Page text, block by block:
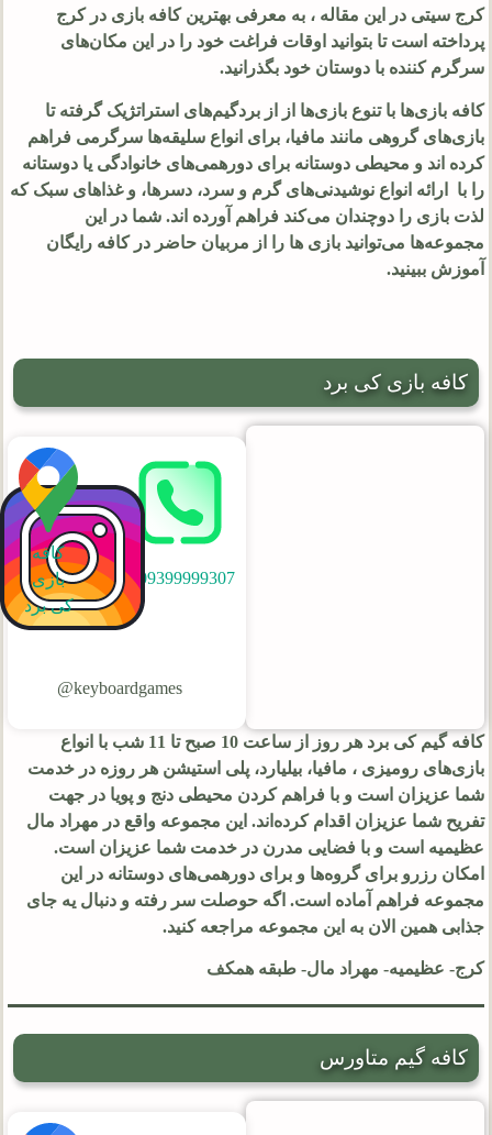
کرج سیتی در این مقاله ، به معرفی بهترین کافه‌ بازی در کرج
پرداخته است تا بتوانید اوقات فراغت خود را در این مکان‌های
سرگرم کننده با دوستان خود بگذرانید.
کافه بازی‌ها با تنوع بازی‌ها از از بردگیم‌های استراتژیک گرفته تا
بازی‌های گروهی مانند مافیا، برای انواع سلیقه‌ها سرگرمی فراهم
کرده اند و محیطی دوستانه برای دورهمی‌های خانوادگی یا دوستانه
را با ارائه انواع نوشیدنی‌های گرم و سرد، دسرها، و غذاهای سبک که
لذت بازی را دوچندان می‌کند فراهم آورده اند. شما در این
مجموعه‌ها می‌توانید بازی ها را از مربیان حاضر در کافه رایگان
آموزش ببینید.
کافه بازی کی برد
09399999307
keyboardgames@
کافه
بازی
کی برد
کافه گیم کی برد هر روز از ساعت 10 صبح تا 11 شب با انواع
بازی‌های رومیزی ، مافیا، بیلیارد، پلی استیشن هر روزه در خدمت
شما عزیزان است و با فراهم کردن محیطی دنج و پویا در جهت
تفریح شما عزیزان اقدام کرده‌اند. این مجموعه واقع در مهراد مال
عظیمیه است و با فضایی مدرن در خدمت شما عزیزان است.
امکان رزرو برای گروه‌ها و برای دورهمی‌های دوستانه در این
مجموعه فراهم آماده است. اگه حوصلت سر رفته و دنبال یه جای
جذابی همین الان به این مجموعه مراجعه کنید.
کرج- عظیمیه- مهراد مال- طبقه همکف
کافه گیم متاورس